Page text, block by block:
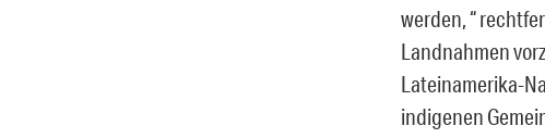
werden, “
Landnahmen
Lateinamerika-
indigenen